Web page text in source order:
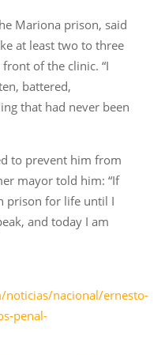
Mariona prison, said
at least two to three
of the clinic. “I
battered,
that had never been
to prevent him from
mayor told him: “If
prison for life until I
and today I am
nacional/ernesto-
penal-